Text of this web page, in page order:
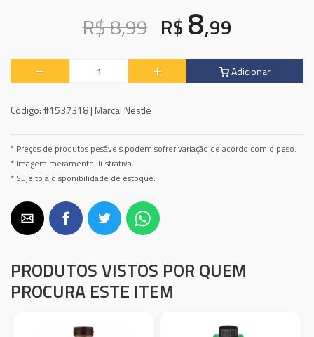
R$ 8,99 R$ 8,99
Adicionar
Código:#1537318 | Marca: Nestle
* Preços de produtos pesáveis podem sofrer variação de acordo com o peso.
* Imagem meramente ilustrativa.
* Sujeito à disponibilidade de estoque.
PRODUTOS VISTOS POR QUEM
PROCURA ESTE ITEM